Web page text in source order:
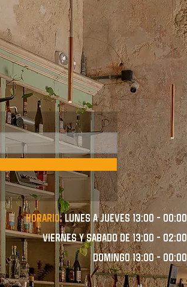
Horario:lunes a JUEVES 13:00 - 00:00
VIERNES Y SABADO de 13:00 - 02:00
domingo 13:00 - 00:00